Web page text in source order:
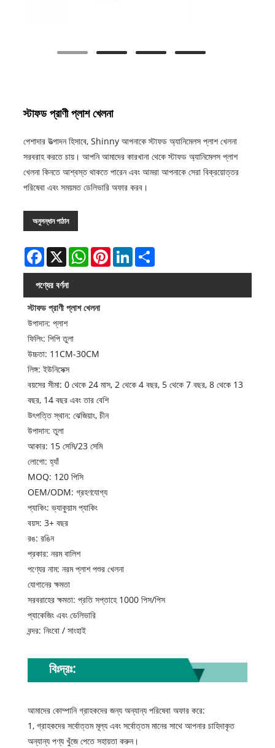
স্টাফড প্রাণী প্লাশ খেলনা
পেশাদার উত্পাদন হিসাবে, Shinny আপনাকে স্টাফড অ্যানিমেলস প্লাশ খেলনা
সরবরাহ করতে চায়। আপনি আমাদের কারখানা থেকে স্টাফড অ্যানিমেলস প্লাশ
খেলনা কিনতে আশ্বস্ত থাকতে পারেন এবং আমরা আপনাকে সেরা বিক্রয়োত্তর
পরিষেবা এবং সময়মত ডেলিভারি অফার করব।
অনুসন্ধান পাঠান
Facebook
X WhatsAppPinterestLinkedInShare
পণ্যের বর্ণনা
স্টাফড প্রাণী প্লাশ খেলনা
উপাদান: প্লাশ
ফিলিং: পিপি তুলা
উচ্চতা: 11CM-30CM
লিঙ্গ: ইউনিসেক্স
বয়সের সীমা: 0 থেকে 24 মাস, 2 থেকে 4 বছর, 5 থেকে 7 বছর, 8 থেকে 13
বছর, 14 বছর এবং তার বেশি
উৎপত্তি স্থান: ঝেজিয়াং, চীন
উপাদান: তুলা
আকার: 15 সেমি/23 সেমি
লোগো: হ্যাঁ
MOQ: 120 পিসি
OEM/ODM: গ্রহণযোগ্য
প্যাকিং: ভ্যাকুয়াম প্যাকিং
বয়স: 3+ বছর
রঙ: রঙিন
প্রকার: নরম বালিশ
পণ্যের নাম: নরম প্লাশ পশুর খেলনা
যোগানের ক্ষমতা
সরবরাহের ক্ষমতা: প্রতি সপ্তাহে 1000 পিস/পিস
প্যাকেজিং এবং ডেলিভারি
বন্দর: নিংবো / সাংহাই
বিঃদ্রঃ:
আমাদের কোম্পানি গ্রাহকদের জন্য অন্যান্য পরিষেবা অফার করে:
1, গ্রাহকদের সর্বোত্তম মূল্য এবং সর্বোত্তম মানের সাথে আপনার চাহিদাকৃত
অন্যান্য পণ্য খুঁজে পেতে সহায়তা করুন।